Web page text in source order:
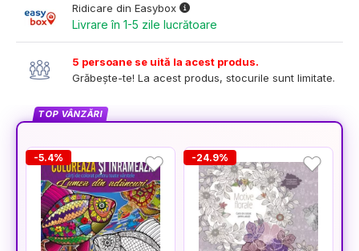
Ridicare din Easybox
Livrare în 1-5 zile lucrătoare
5 persoane se uită la acest produs.
Grăbește-te! La acest produs, stocurile sunt limitate.
TOP VÂNZĂRI
-5.4% -24.9%